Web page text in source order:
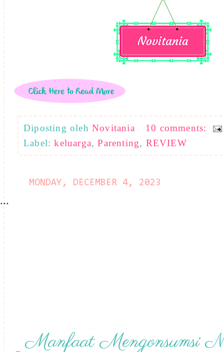
Diposting oleh Novitania
10 comments:
Label:keluarga,Parenting, REVIEW
MONDAY, DECEMBER 4, 2023
...
Manfaat Mengonsumsi